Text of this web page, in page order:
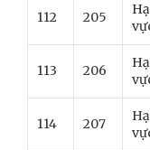
112 205
113 206
114 207